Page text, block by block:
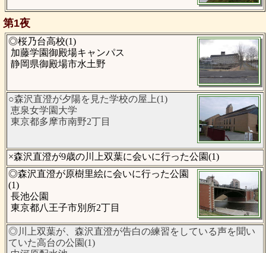
第1夜
◎桜乃台高校(1)
加藤学園御殿場キャンパス
静岡県御殿場市水土野
○森沢直澄が夕陽を見た学校の屋上(1)
恵泉女学園大学
東京都多摩市南野2丁目
×森沢直澄が9歳の川上双葉に会いに行った公園(1)
◎森沢直澄が原樹里絵に会いに行った公園
(1)
長池公園
東京都八王子市別所2丁目
◎川上双葉が、森沢直澄が告白の練習をしている声を聞い
ていた高台の公園(1)